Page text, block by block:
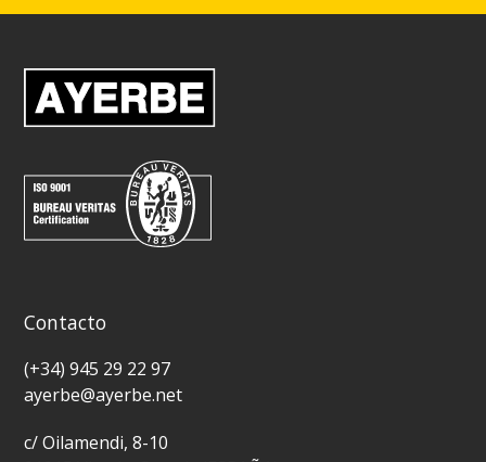
Contacto
(+34) 945 29 22 97
ayerbe@ayerbe.net
c/ Oilamendi, 8-10